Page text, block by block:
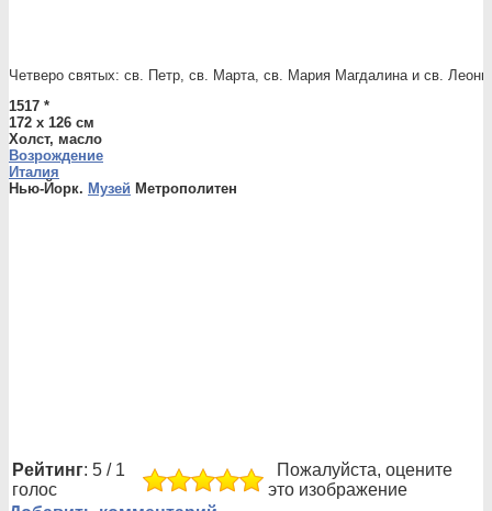
Четверо святых: св. Петр, св. Марта, св. Мария Магдалина и св.
1517 *
172 x 126 см
Холст, масло
Возрождение
Италия
Нью-Йорк. Музей Метрополитен
Рейтинг: 5 / 1
голос
Пожалуйста, оцените
это изображение